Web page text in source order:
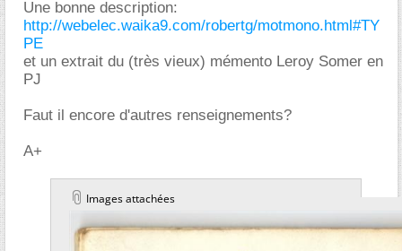
Une bonne description:
http://webelec.waika9.com/robertg/motmono.html#TY
PE
et un extrait du (très vieux) mémento Leroy Somer en
PJ
Faut il encore d'autres renseignements?
A+
Images attachées